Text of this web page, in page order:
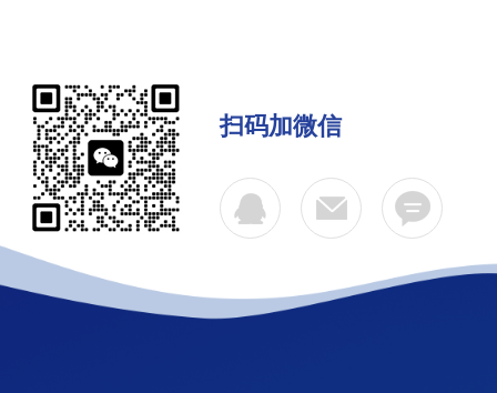
扫码加微信